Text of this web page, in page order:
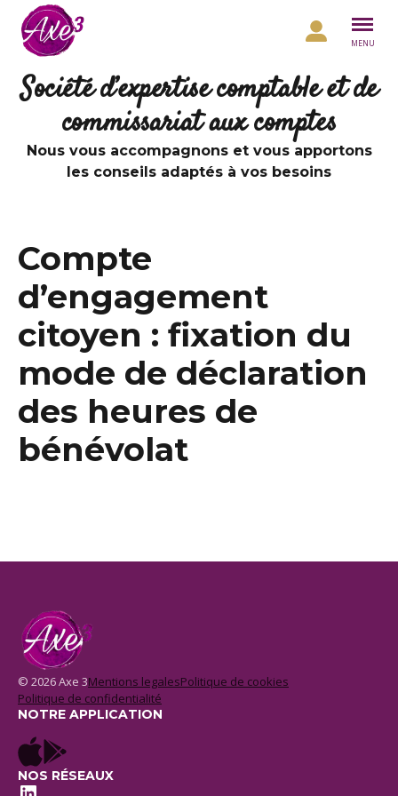
Aller au contenu
MENU
Société d’expertise comptable et de
commissariat aux comptes
Nous vous accompagnons et vous apportons
les conseils adaptés à vos besoins
Compte
d’engagement
citoyen : fixation du
mode de déclaration
des heures de
bénévolat
© 2026 Axe 3Mentions legalesPolitique de cookies
Politique de confidentialité
NOTRE APPLICATION
NOS RÉSEAUX